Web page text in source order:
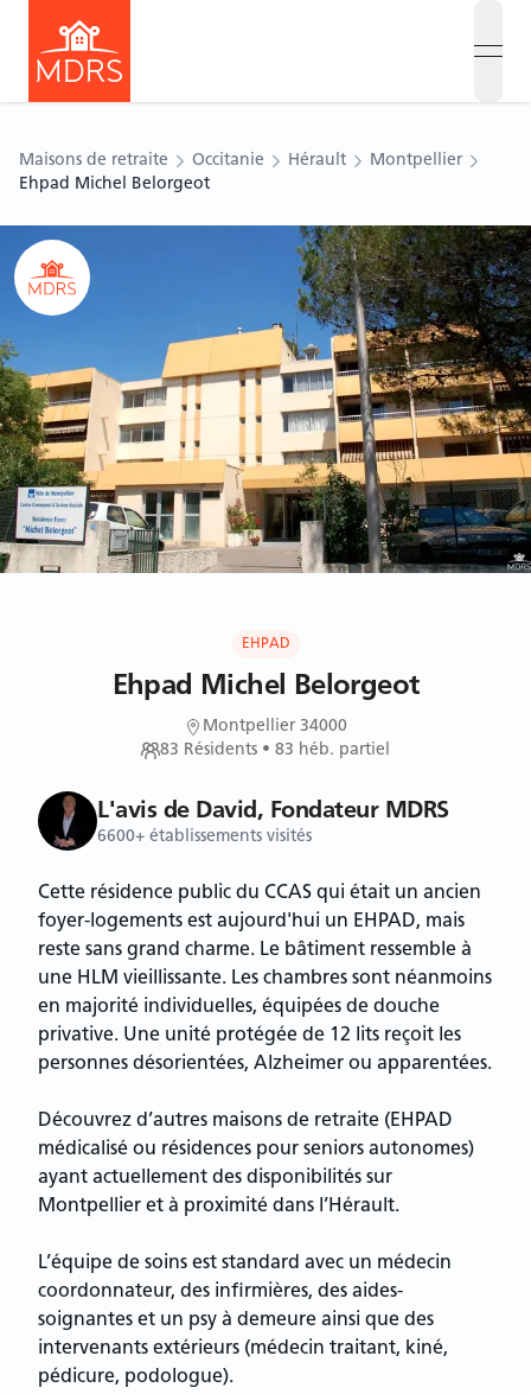
Maisons de retraite Occitanie Hérault
Montpellier
Ehpad Michel Belorgeot
le carousel
EHPAD
Ehpad Michel Belorgeot
Montpellier 34000
83 Résidents • 83 héb. partiel
L'avis de David, Fondateur MDRS
6600+ établissements visités
Cette résidence public du CCAS qui était un ancien
foyer-logements est aujourd'hui un EHPAD, mais
reste sans grand charme. Le bâtiment ressemble à
une HLM vieillissante. Les chambres sont néanmoins
en majorité individuelles, équipées de douche
privative. Une unité protégée de 12 lits reçoit les
personnes désorientées, Alzheimer ou apparentées.
Découvrez d’autres maisons de retraite (EHPAD
médicalisé ou résidences pour seniors autonomes)
ayant actuellement des disponibilités sur
Montpellier et à proximité dans l’Hérault.
L’équipe de soins est standard avec un médecin
coordonnateur, des infirmières, des aides-
soignantes et un psy à demeure ainsi que des
intervenants extérieurs (médecin traitant, kiné,
pédicure, podologue).